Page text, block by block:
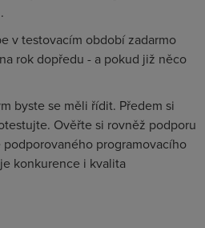
v testovacím období zadarmo
rok dopředu - a pokud již něco
byste se měli řídit. Předem si
Ověřte si rovněž podporu
programovacího
konkurence i kvalita